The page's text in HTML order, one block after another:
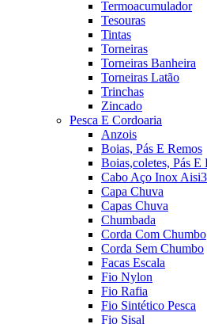
Termoacumulador
Tesouras
Tintas
Torneiras
Torneiras Banheira
Torneiras Latão
Trinchas
Zincado
Pesca E Cordoaria
Anzois
Boias, Pás E Remos
Boias,coletes, Pás E
Cabo Aço Inox
Capa Chuva
Capas Chuva
Chumbada
Corda Com Chumbo
Corda Sem Chumbo
Facas Escala
Fio Nylon
Fio Rafia
Fio Sintético Pesca
Fio Sisal